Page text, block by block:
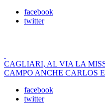
facebook
twitter
CAGLIARI, AL VIA LA
CAMPO ANCHE CARLOS
facebook
twitter